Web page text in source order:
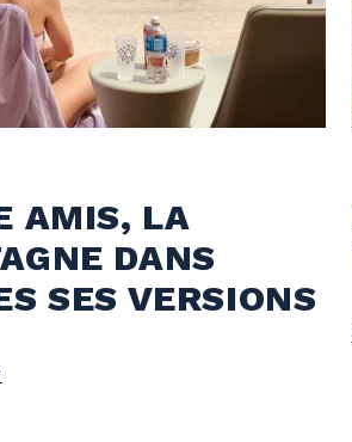
AMIS, LA
DANS
SES VERSIONS